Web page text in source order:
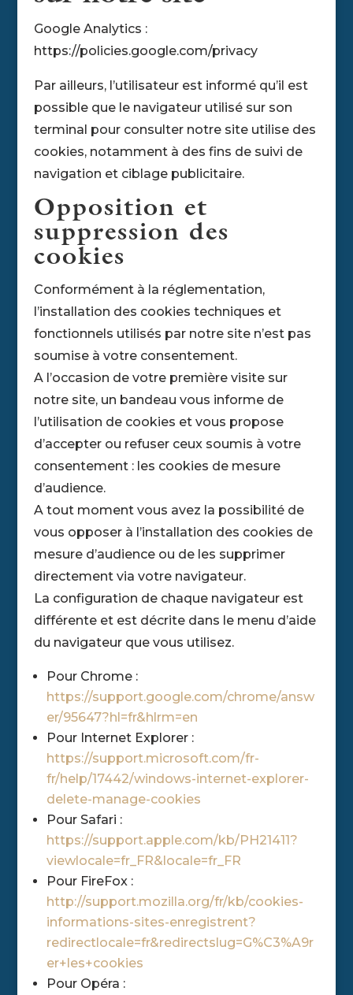
Google Analytics :
https://policies.google.com/privacy
Par ailleurs, l’utilisateur est informé qu’il est
possible que le navigateur utilisé sur son
terminal pour consulter notre site utilise des
cookies, notamment à des fins de suivi de
navigation et ciblage publicitaire.
Opposition et
suppression des
cookies
Conformément à la réglementation,
l’installation des cookies techniques et
fonctionnels utilisés par notre site n’est pas
soumise à votre consentement.
A l’occasion de votre première visite sur
notre site, un bandeau vous informe de
l’utilisation de cookies et vous propose
d’accepter ou refuser ceux soumis à votre
consentement : les cookies de mesure
d’audience.
A tout moment vous avez la possibilité de
vous opposer à l’installation des cookies de
mesure d’audience ou de les supprimer
directement via votre navigateur.
La configuration de chaque navigateur est
différente et est décrite dans le menu d’aide
du navigateur que vous utilisez.
Pour Chrome :
https://support.google.com/chrome/answ
er/95647?hl=fr&hlrm=en
Pour Internet Explorer :
https://support.microsoft.com/fr-
fr/help/17442/windows-internet-explorer-
delete-manage-cookies
Pour Safari :
https://support.apple.com/kb/PH21411?
viewlocale=fr_FR&locale=fr_FR
Pour FireFox :
http://support.mozilla.org/fr/kb/cookies-
informations-sites-enregistrent?
redirectlocale=fr&redirectslug=G%C3%A9r
er+les+cookies
Pour Opéra :